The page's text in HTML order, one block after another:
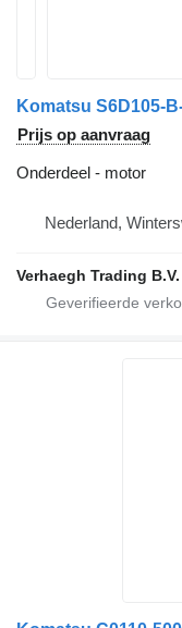
Komatsu S6D105-
Prijs op aanvraag
Onderdeel - motor
Nederland,
Verhaegh Trading B.V.